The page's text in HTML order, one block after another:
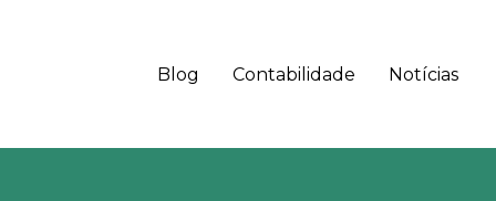
Blog Contabilidade Notícias